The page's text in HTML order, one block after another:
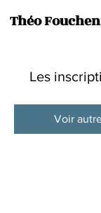
Théo
Les
Voir